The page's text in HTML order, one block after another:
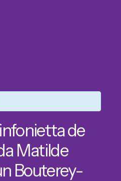
de
Matilde
Bouterey-